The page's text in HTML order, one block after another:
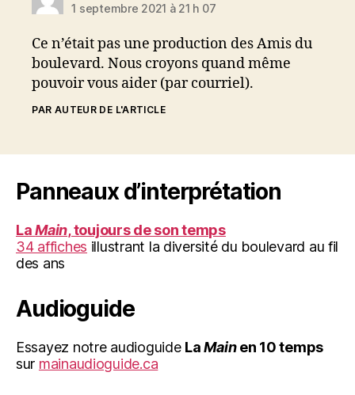
1 septembre 2021 à 21 h 07
Ce n’était pas une production des Amis du
boulevard. Nous croyons quand même
pouvoir vous aider (par courriel).
PAR AUTEUR DE L'ARTICLE
Panneaux d’interprétation
LaMain, toujours de son temps
34 affiches illustrant la diversité du boulevard au fil
des ans
Audioguide
Essayez notre audioguide LaMainen 10 temps
sur mainaudioguide.ca